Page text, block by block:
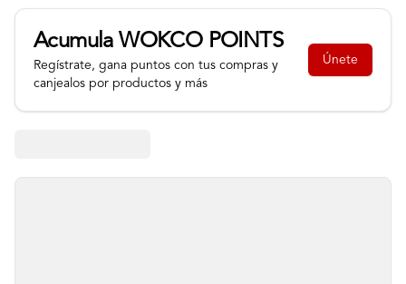
AcumulaWOKCO POINTS
Regístrate, gana puntos con tus compras y
canjealos por productos y más
Únete